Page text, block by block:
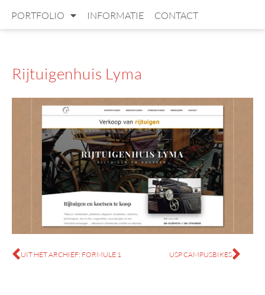
PORTFOLIO INFORMATIE CONTACT
Rijtuigenhuis Lyma
UIT HET ARCHIEF: FORMULE 1 USP CAMPUSBIKES